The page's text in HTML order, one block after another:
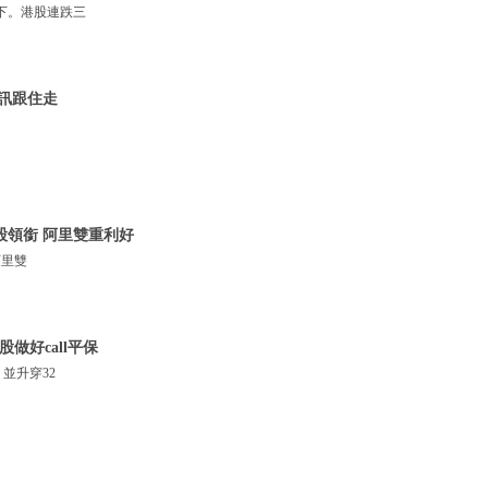
。港股連跌三
跟住走
領銜 阿里雙重利好
雙
做好call平保
升穿32